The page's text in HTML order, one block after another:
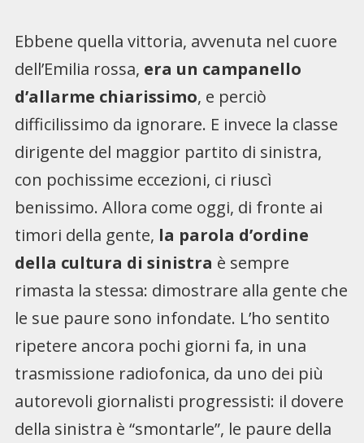
Ebbene quella vittoria, avvenuta nel cuore
dell’Emilia rossa, era un campanello
d’allarme chiarissimo, e perciò
difficilissimo da ignorare. E invece la classe
dirigente del maggior partito di sinistra,
con pochissime eccezioni, ci riuscì
benissimo. Allora come oggi, di fronte ai
timori della gente, la parola d’ordine
della cultura di sinistra è sempre
rimasta la stessa: dimostrare alla gente che
le sue paure sono infondate. L’ho sentito
ripetere ancora pochi giorni fa, in una
trasmissione radiofonica, da uno dei più
autorevoli giornalisti progressisti: il dovere
della sinistra è “smontarle”, le paure della